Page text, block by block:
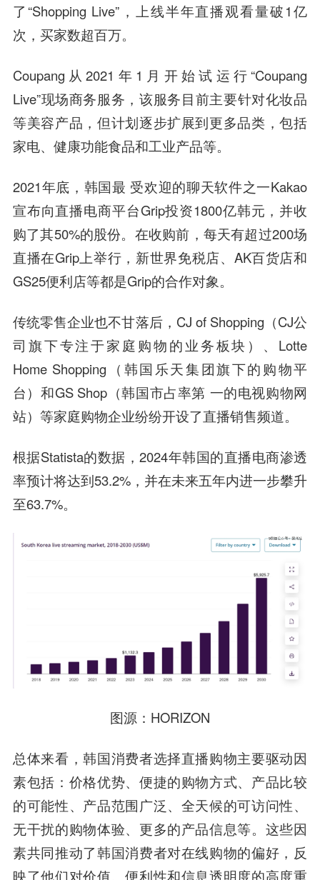
了“Shopping Live”，上线半年直播观看量破1亿
次，买家数超百万。
Coupang从2021年1月开始试运行“Coupang
Live”现场商务服务，该服务目前主要针对化妆品
等美容产品，但计划逐步扩展到更多品类，包括
家电、健康功能食品和工业产品等。
2021年底，韩国最 受欢迎的聊天软件之一Kakao
宣布向直播电商平台Grip投资1800亿韩元，并收
购了其50%的股份。在收购前，每天有超过200场
直播在Grip上举行，新世界免税店、AK百货店和
GS25便利店等都是Grip的合作对象。
传统零售企业也不甘落后，CJ of Shopping（CJ公
司旗下专注于家庭购物的业务板块）、Lotte
Home Shopping（韩国乐天集团旗下的购物平
台）和GS Shop（韩国市占率第 一的电视购物网
站）等家庭购物企业纷纷开设了直播销售频道。
根据Statista的数据，2024年韩国的直播电商渗透
率预计将达到53.2%，并在未来五年内进一步攀升
至63.7%。
图源：HORIZON
总体来看，韩国消费者选择直播购物主要驱动因
素包括：价格优势、便捷的购物方式、产品比较
的可能性、产品范围广泛、全天候的可访问性、
无干扰的购物体验、更多的产品信息等。这些因
素共同推动了韩国消费者对在线购物的偏好，反
映了他们对价值、便利性和信息透明度的高度重